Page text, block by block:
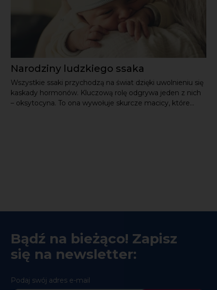
Narodziny ludzkiego ssaka
Wszystkie ssaki przychodzą na świat dzięki uwolnieniu się
kaskady hormonów. Kluczową rolę odgrywa jeden z nich
– oksytocyna. To ona wywołuje skurcze macicy, które...
Bądź na bieżąco! Zapisz
się na newsletter:
Podaj swój adres e-mail